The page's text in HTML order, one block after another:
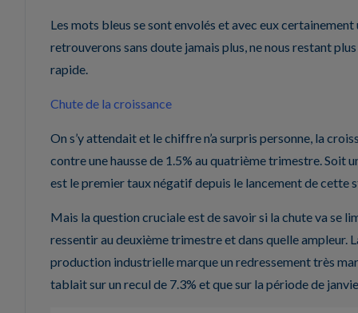
Les mots bleus se sont envolés et avec eux
retrouverons sans doute jamais plus, ne nous restant
rapide.
Chute de la croissance
On s’y attendait et le chiffre n’a surpris personne, la
contre une hausse de 1.5% au quatrième trimestre. Soit
est le premier taux négatif depuis le lancement de cette
Mais la question cruciale est de savoir si la chute va se
ressentir au deuxième trimestre et dans quelle ampleur.
production industrielle marque un redressement très
tablait sur un recul de 7.3% et que sur la période de